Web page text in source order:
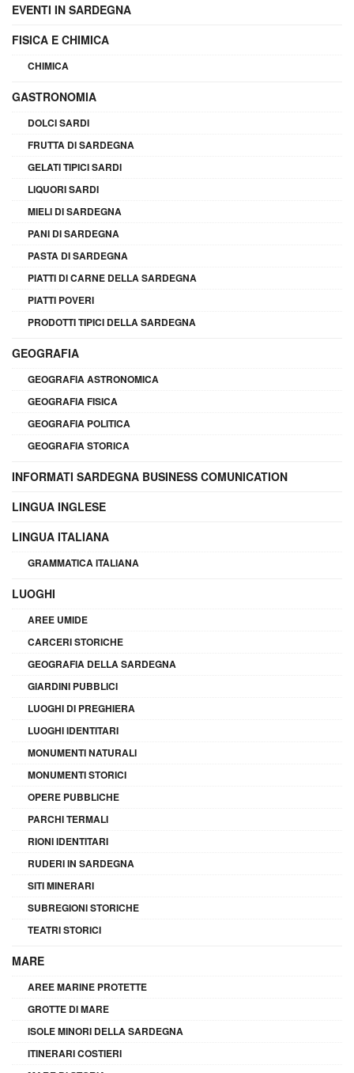
EVENTI IN SARDEGNA
FISICA E CHIMICA
CHIMICA
GASTRONOMIA
DOLCI SARDI
FRUTTA DI SARDEGNA
GELATI TIPICI SARDI
LIQUORI SARDI
MIELI DI SARDEGNA
PANI DI SARDEGNA
PASTA DI SARDEGNA
PIATTI DI CARNE DELLA SARDEGNA
PIATTI POVERI
PRODOTTI TIPICI DELLA SARDEGNA
GEOGRAFIA
GEOGRAFIA ASTRONOMICA
GEOGRAFIA FISICA
GEOGRAFIA POLITICA
GEOGRAFIA STORICA
INFORMATI SARDEGNA BUSINESS COMUNICATION
LINGUA INGLESE
LINGUA ITALIANA
GRAMMATICA ITALIANA
LUOGHI
AREE UMIDE
CARCERI STORICHE
GEOGRAFIA DELLA SARDEGNA
GIARDINI PUBBLICI
LUOGHI DI PREGHIERA
LUOGHI IDENTITARI
MONUMENTI NATURALI
MONUMENTI STORICI
OPERE PUBBLICHE
PARCHI TERMALI
RIONI IDENTITARI
RUDERI IN SARDEGNA
SITI MINERARI
SUBREGIONI STORICHE
TEATRI STORICI
MARE
AREE MARINE PROTETTE
GROTTE DI MARE
ISOLE MINORI DELLA SARDEGNA
ITINERARI COSTIERI